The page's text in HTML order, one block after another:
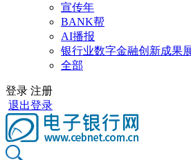
宣传年
BANK帮
AI播报
银行业数字金融创新成果
全部
登录 注册
退出登录